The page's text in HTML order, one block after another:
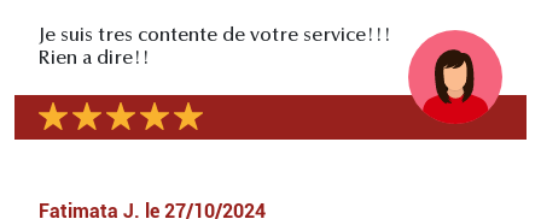
Je suis tres contente de votre service!!!
Rien a dire!!
Fatimata J. le 27/10/2024